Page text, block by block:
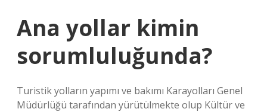
Ana yollar kimin
sorumluluğunda?
Turistik yolların yapımı ve bakımı Karayolları Genel
Müdürlüğü tarafından yürütülmekte olup Kültür ve